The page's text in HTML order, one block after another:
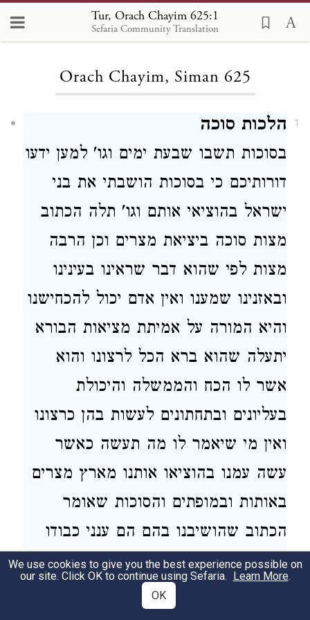
Tur, Orach Chayim 625:1
Sefaria Community Translation
Loading...
Orach Chayim, Siman 625
1
הלכות סוכה
בסוכות תשבו שבעת ימים וגו' למען ידעו
דורותיכם כי בסוכות הושבתי את בני
ישראל בהוציאי אותם וגו' תלה הכתוב
מצות סוכה ביציאת מצרים וכן הרבה
מצות לפי שהוא דבר שראינו בעינינו
ובאזנינו שמענו ואין אדם יכול להכחישנו
והיא המורה על אמיתת מציאות הבורא
יתעלה שהוא ברא הכל לרצונו והוא
אשר לו הכח והממשלה והיכולת
בעליונים ובתחתונים לעשות בהן כרצונו
ואין מי שיאמר לו מה תעשה כאשר
עשה עמנו בהוציאו אותנו מארץ מצרים
באותות ובמופתים והסוכות שאומר
הכתוב שהושיבנו בהם הם ענני כבודו
שהקיפן בהם לבל יכה בהם שרב ושמש
ודוגמא לזה צונו לעשות סוכות כדי
We use cookies to give you the best experience possible on
our site. Click OK to continue using Sefaria. Learn More.
OK